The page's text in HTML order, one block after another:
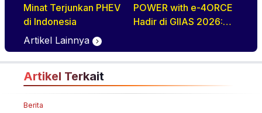
Minat Terjunkan PHEV
di Indonesia
POWER with e-4ORCE
Hadir di GIIAS 2026:
Kenyamanan, dan
Teknologi Elektrifikasi
Artikel Lainnya
Artikel Terkait
Berita